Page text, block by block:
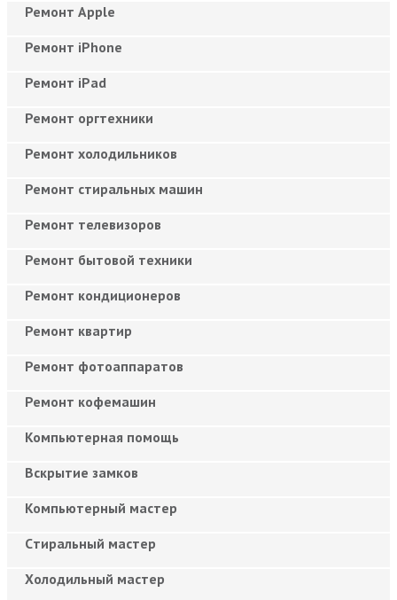
Ремонт Apple
Ремонт iPhone
Ремонт iPad
Ремонт оргтехники
Ремонт холодильников
Ремонт стиральных машин
Ремонт телевизоров
Ремонт бытовой техники
Ремонт кондиционеров
Ремонт квартир
Ремонт фотоаппаратов
Ремонт кофемашин
Компьютерная помощь
Вскрытие замков
Компьютерный мастер
Cтиральный мастер
Холодильный мастер